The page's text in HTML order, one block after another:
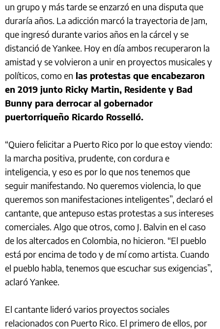
un grupo y más tarde se enzarzó en una disputa que
duraría años. La adicción marcó la trayectoria de Jam,
que ingresó durante varios años en la cárcel y se
distanció de Yankee. Hoy en día ambos recuperaron la
amistad y se volvieron a unir en proyectos musicales y
políticos, como en las protestas que encabezaron
en 2019 junto Ricky Martin, Residente y Bad
Bunny para derrocar al gobernador
puertorriqueño Ricardo Rosselló.
“Quiero felicitar a Puerto Rico por lo que estoy viendo:
la marcha positiva, prudente, con cordura e
inteligencia, y eso es por lo que nos tenemos que
seguir manifestando. No queremos violencia, lo que
queremos son manifestaciones inteligentes”, declaró el
cantante, que antepuso estas protestas a sus intereses
comerciales. Algo que otros, como J. Balvin en el caso
de los altercados en Colombia, no hicieron. “El pueblo
está por encima de todo y de mí como artista. Cuando
el pueblo habla, tenemos que escuchar sus exigencias”,
aclaró Yankee.
El cantante lideró varios proyectos sociales
relacionados con Puerto Rico. El primero de ellos, por